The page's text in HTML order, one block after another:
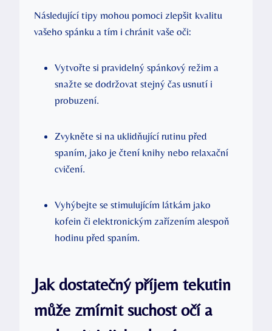
Následující tipy mohou pomoci zlepšit kvalitu
vašeho spánku a tím i chránit vaše oči:
Vytvořte si pravidelný spánkový režim a
snažte se dodržovat stejný čas usnutí i
probuzení.
Zvykněte si na uklidňující rutinu před
spaním, jako je čtení knihy nebo relaxační
cvičení.
Vyhýbejte se stimulujícím látkám jako
kofein či elektronickým zařízením alespoň
hodinu před spaním.
Jak dostatečný příjem tekutin
může zmírnit suchost očí a